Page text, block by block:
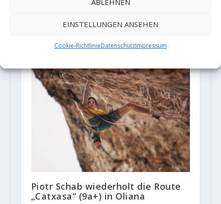
ABLEHNEN
EINSTELLUNGEN ANSEHEN
Cookie-RichtlinieDatenschutzImpressum
5-Gipfel-Gewinnspiel: Mit Bergzeit
und Millet auf den Mont Blanc
Piotr Schab wiederholt die Route
„Catxasa“ (9a+) in Oliana